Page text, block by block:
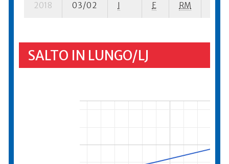
2018 03/02 I E RM
SALTO IN LUNGO/LJ